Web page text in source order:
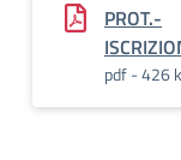
PROT.-
pdf - 426